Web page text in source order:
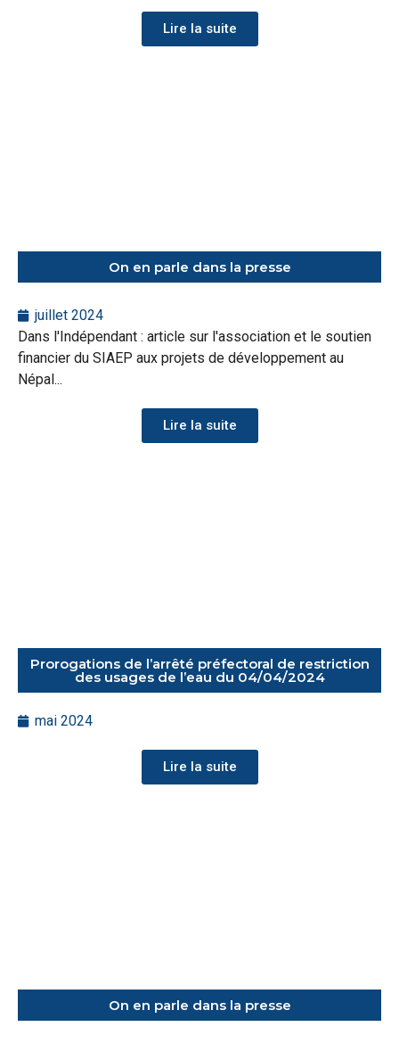
Lire la suite
On en parle dans la presse
juillet 2024
Dans l'Indépendant : article sur l'association et le soutien
financier du SIAEP aux projets de développement au
Népal...
Lire la suite
Prorogations de l’arrêté préfectoral de restriction
des usages de l’eau du 04/04/2024
mai 2024
Lire la suite
On en parle dans la presse